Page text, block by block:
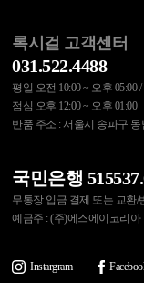
록시걸 고객센터
031.522.4488
평일 오전 10:00 ~ 오후 05:00
점심 오후 12:00 ~ 오후 01:00
반품 주소 : 서울시 송파구 동
국민은행
무통장 입금 결제 또는 교환
예금주 : (주)에스에이코리아
Instargram